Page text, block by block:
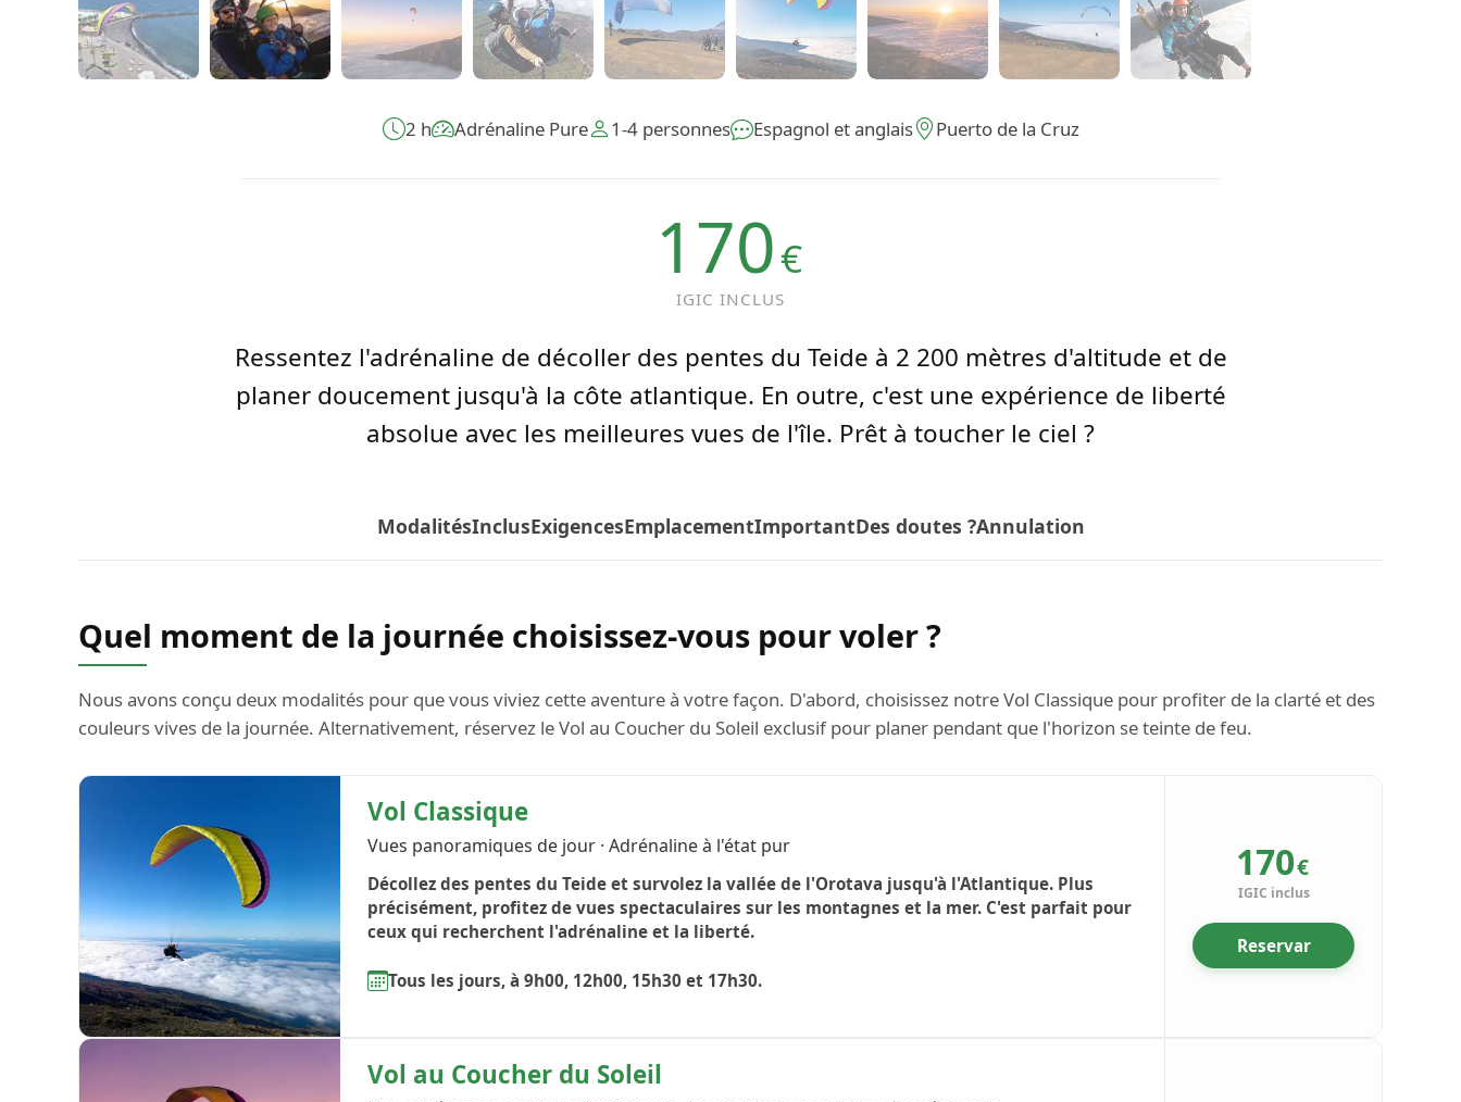
2 h Adrénaline Pure 1-4 personnes Espagnol et anglais Puerto de la Cruz
170€
IGIC INCLUS
Ressentez l'adrénaline de décoller des pentes du Teide à 2 200 mètres d'altitude et de
planer doucement jusqu'à la côte atlantique. En outre, c'est une expérience de liberté
absolue avec les meilleures vues de l'île. Prêt à toucher le ciel ?
ModalitésInclusExigencesEmplacementImportantDes doutes ?Annulation
Quel moment de la journée choisissez-vous pour voler ?
Nous avons conçu deux modalités pour que vous viviez cette aventure à votre façon. D'abord, choisissez notre Vol Classique pour profiter de la clarté et des
couleurs vives de la journée. Alternativement, réservez le Vol au Coucher du Soleil exclusif pour planer pendant que l'horizon se teinte de feu.
Vol Classique
Vues panoramiques de jour · Adrénaline à l'état pur
Décollez des pentes du Teide et survolez la vallée de l'Orotava jusqu'à l'Atlantique. Plus
précisément, profitez de vues spectaculaires sur les montagnes et la mer. C'est parfait pour
ceux qui recherchent l'adrénaline et la liberté.
Tous les jours, à 9h00, 12h00, 15h30 et 17h30.
170€
IGIC inclus
Reservar
Vol au Coucher du Soleil